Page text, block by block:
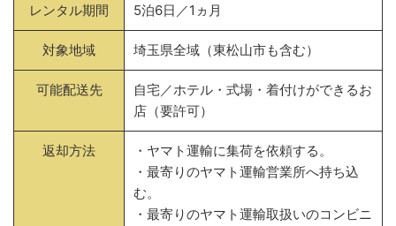
レンタル期間 5泊6日／1ヵ月
対象地域 埼玉県全域（東松山市も含む）
可能配送先
自宅／ホテル・式場・着付けができるお
店（要許可）
返却方法
・ヤマト運輸に集荷を依頼する。
・最寄りのヤマト運輸営業所へ持ち込
む。
・最寄りのヤマト運輸取扱いのコンビニ